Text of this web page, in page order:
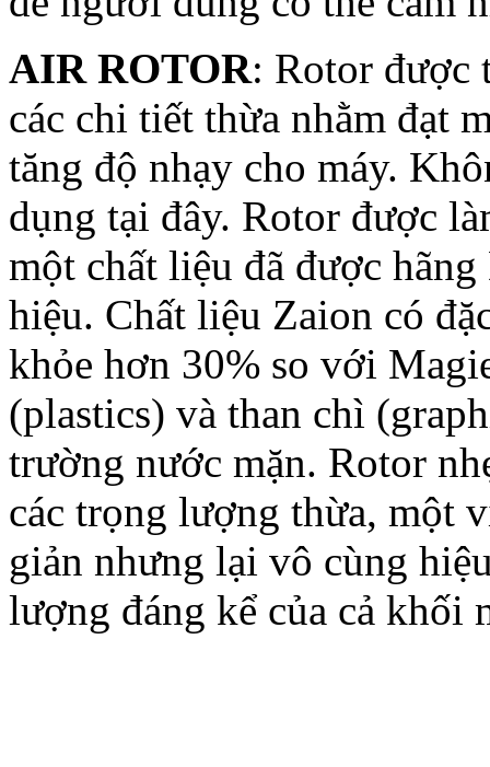
AIR ROTOR: Rotor được
các chi tiết thừa nhằm đạt
tăng độ nhạy cho máy.
dụng tại đây. Rotor được
một chất liệu đã được
hiệu. Chất liệu Zaion có
khỏe hơn 30% so với
(plastics) và than chì
trường nước mặn. Rotor
các trọng lượng thừa, một
giản nhưng lại vô cùng
lượng đáng kể của cả khối